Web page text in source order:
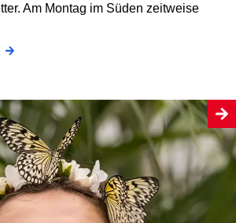
Am Montag im Süden zeitweise